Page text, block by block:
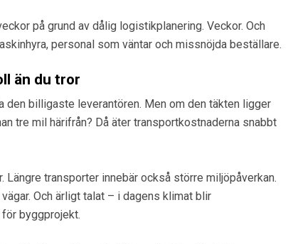
på grund av dålig logistikplanering. Veckor. Och
personal som väntar och missnöjda beställare.
än du tror
den billigaste leverantören. Men om den täkten ligger
tre mil härifrån? Då äter transportkostnaderna snabbt
Längre transporter innebär också större miljöpåverkan.
Och ärligt talat – i dagens klimat blir
byggprojekt.